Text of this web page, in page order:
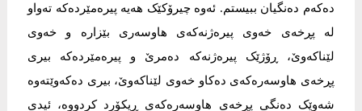
دەکەم دەنگیان ببیستم. ئەوە چیرۆکێک هەیە پیرەمێردەکە تەواو
لە پڕخەی خەوی پیرەژنەکەی هاوسەری بێزارە و خەوی
لێناکەوێ، ڕۆژێک پیرەژنەکە دەمرێ و پیرەمێردەکە بیری
پڕخەی هاوسەرەکەی دەکاو خەوی لێناکەوێ، بیری دەکەوێتەوە
شەوێک دەنگی پڕخەی هاوسەرەکەی ڕیکۆرد کردووە، ئیدی